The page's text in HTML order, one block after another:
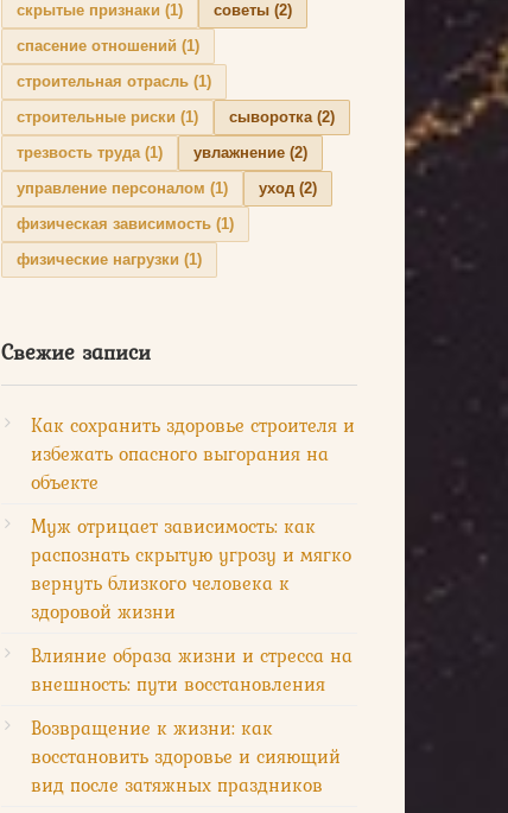
скрытые признаки (1) советы (2)
спасение отношений (1)
строительная отрасль (1)
строительные риски (1) сыворотка(2)
трезвость труда(1) увлажнение (2)
управление персоналом (1) уход (2)
физическая зависимость (1)
физические нагрузки (1)
Свежие записи
Как сохранить здоровье строителя и
избежать опасного выгорания на
объекте
Муж отрицает зависимость: как
распознать скрытую угрозу и мягко
вернуть близкого человека к
здоровой жизни
Влияние образа жизни и стресса на
внешность: пути восстановления
Возвращение к жизни: как
восстановить здоровье и сияющий
вид после затяжных праздников